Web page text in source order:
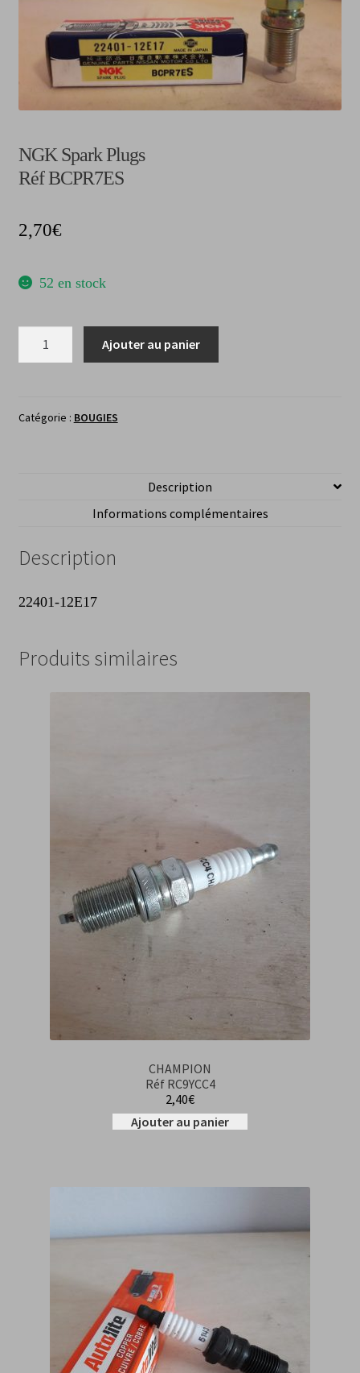
NGK Spark Plugs
Réf BCPR7ES
2,70€
52 en stock
Plugs
Ajouter au panier
Catégorie : BOUGIES
Description
Informations complémentaires
Description
22401-12E17
Produits similaires
CHAMPION
Réf RC9YCC4
2,40€
Ajouter au panier